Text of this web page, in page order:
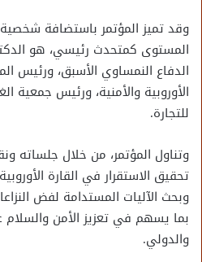
وقد تميز المؤتمر باستضافة
المستوى كمتحدث رئيسي، هو
الدفاع النمساوي الأسبق، ورئيس
الأوروبية والأمنية، ورئيس جمعية
للتجارة.
وتناول المؤتمر، من خلال جلساته
تحقيق الاستقرار في القارة
وبحث الآليات المستدامة لفض
بما يسهم في تعزيز الأمن والسلام
والدولي.